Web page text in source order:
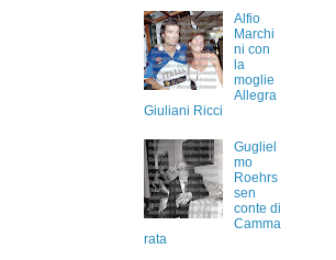
Alfio
Marchi
ni con
la
moglie
Allegra
Giuliani Ricci
Gugliel
mo
Roehrs
sen
conte di
Camma
rata